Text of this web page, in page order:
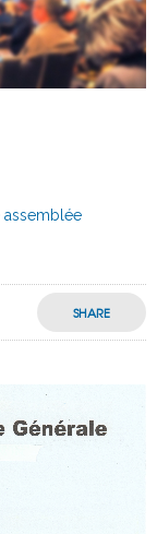
SHARE